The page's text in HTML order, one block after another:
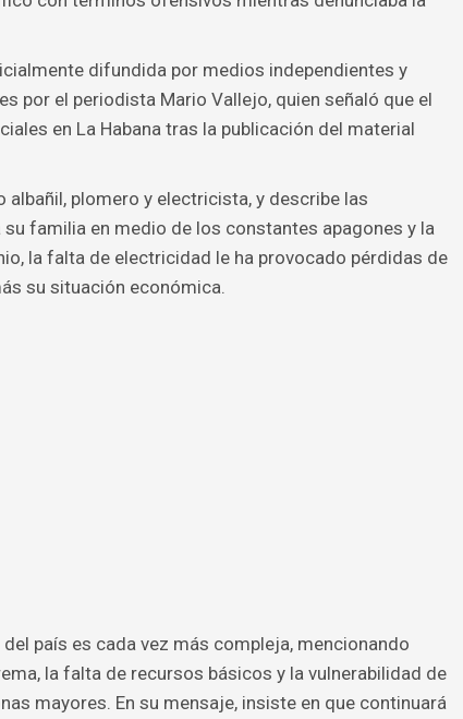
difundida por medios independientes y
por el periodista Mario Vallejo, quien señaló que el
en La Habana tras la publicación del material
plomero y electricista, y describe las
familia en medio de los constantes apagones y la
la falta de electricidad le ha provocado pérdidas de
su situación económica.
país es cada vez más compleja, mencionando
la falta de recursos básicos y la vulnerabilidad de
mayores. En su mensaje, insiste en que continuará